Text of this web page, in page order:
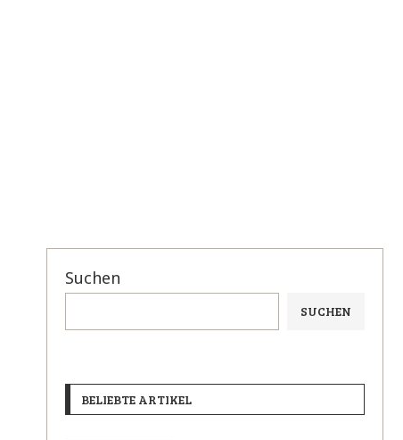
Suchen
SUCHEN
BELIEBTE ARTIKEL